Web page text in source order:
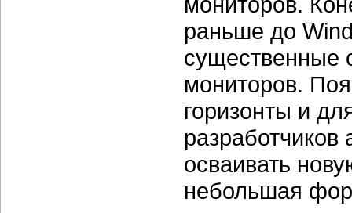
раньше до
существенные
мониторов.
горизонты и
разработчиков
осваивать
небольшая